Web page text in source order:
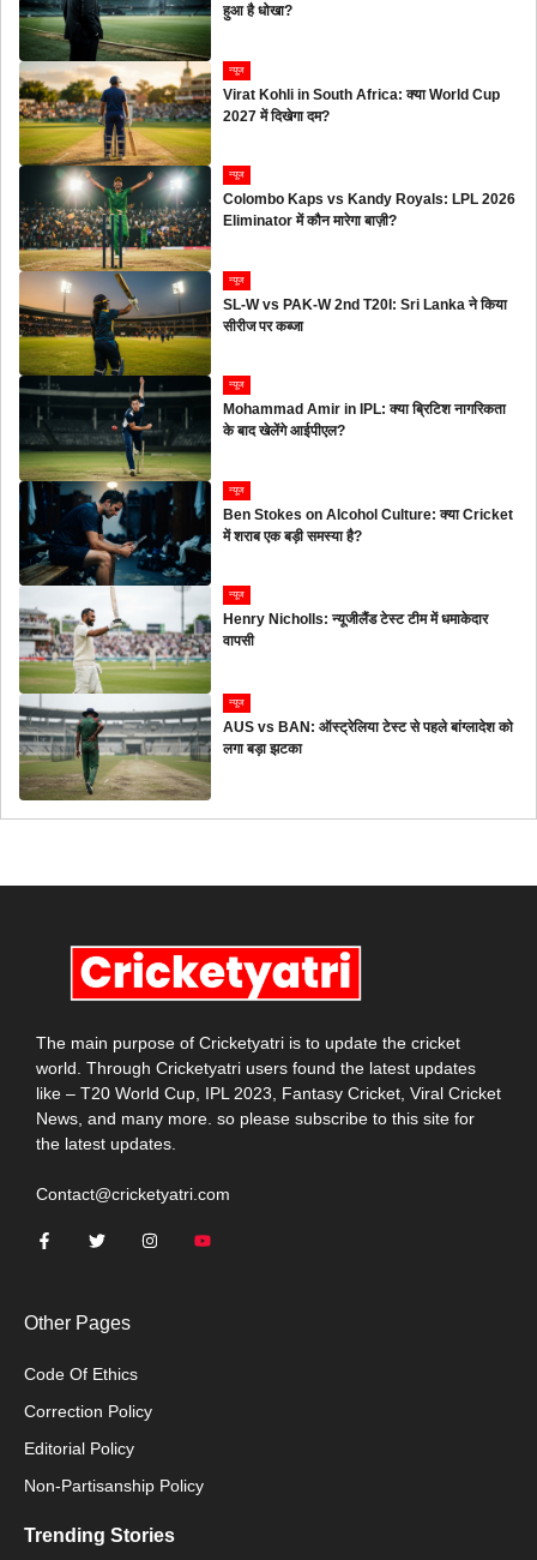
हुआ है धोखा?
न्यूज
Virat Kohli in South Africa: क्या World Cup
2027 में दिखेगा दम?
न्यूज
Colombo Kaps vs Kandy Royals: LPL 2026
Eliminator में कौन मारेगा बाज़ी?
न्यूज
SL-W vs PAK-W 2nd T20I: Sri Lanka ने किया
सीरीज पर कब्जा
न्यूज
Mohammad Amir in IPL: क्या ब्रिटिश नागरिकता
के बाद खेलेंगे आईपीएल?
न्यूज
Ben Stokes on Alcohol Culture: क्या Cricket
में शराब एक बड़ी समस्या है?
न्यूज
Henry Nicholls: न्यूजीलैंड टेस्ट टीम में धमाकेदार
वापसी
न्यूज
AUS vs BAN: ऑस्ट्रेलिया टेस्ट से पहले बांग्लादेश को
लगा बड़ा झटका
The main purpose of Cricketyatri is to update the cricket
world. Through Cricketyatri users found the latest updates
like – T20 World Cup, IPL 2023, Fantasy Cricket, Viral Cricket
News, and many more. so please subscribe to this site for
the latest updates.
Contact@cricketyatri.com
Other Pages
Code Of Ethics
Correction Policy
Editorial Policy
Non-Partisanship Policy
Trending Stories